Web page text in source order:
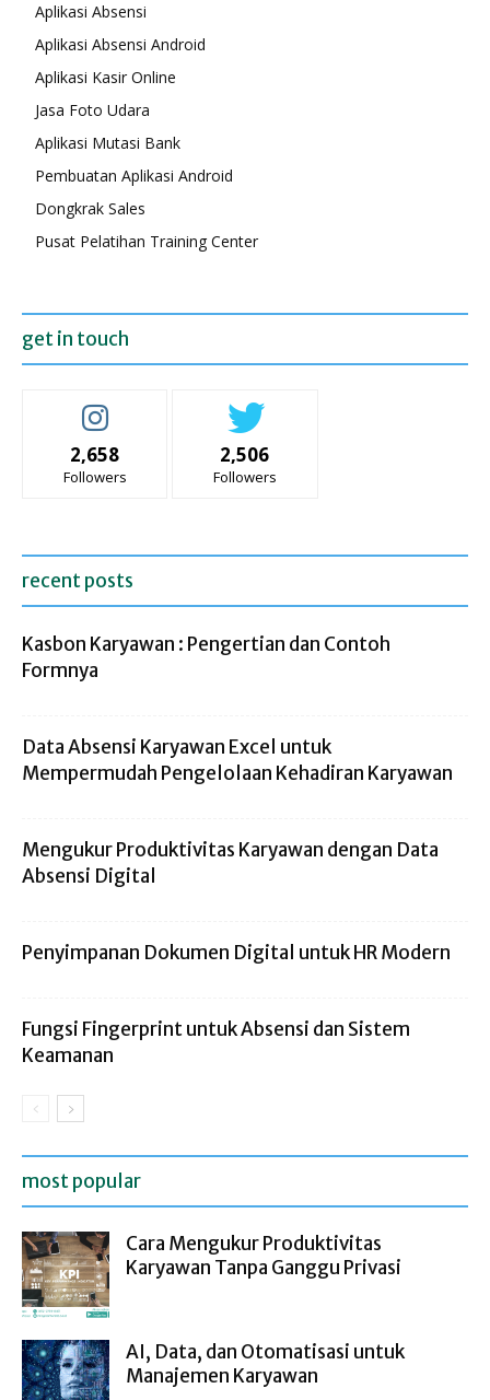
Aplikasi Absensi
Aplikasi Absensi Android
Aplikasi Kasir Online
Jasa Foto Udara
Aplikasi Mutasi Bank
Pembuatan Aplikasi Android
Dongkrak Sales
Pusat Pelatihan Training Center
get in touch
2,658
Followers
2,506
Followers
recent posts
Kasbon Karyawan : Pengertian dan Contoh
Formnya
Data Absensi Karyawan Excel untuk
Mempermudah Pengelolaan Kehadiran Karyawan
Mengukur Produktivitas Karyawan dengan Data
Absensi Digital
Penyimpanan Dokumen Digital untuk HR Modern
Fungsi Fingerprint untuk Absensi dan Sistem
Keamanan
most popular
Cara Mengukur Produktivitas
Karyawan Tanpa Ganggu Privasi
AI, Data, dan Otomatisasi untuk
Manajemen Karyawan